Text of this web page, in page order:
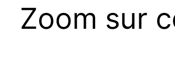
Zoom sur